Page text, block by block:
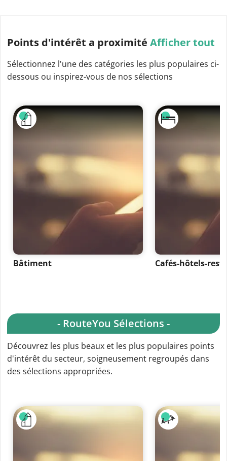
Points d'intérêt a proximité Afficher tout
Sélectionnez l'une des catégories les plus populaires ci-
dessous ou inspirez-vous de nos sélections
Bâtiment Cafés-hôtels-
- RouteYou Sélections -
Découvrez les plus beaux et les plus populaires points
d'intérêt du secteur, soigneusement regroupés dans
des sélections appropriées.